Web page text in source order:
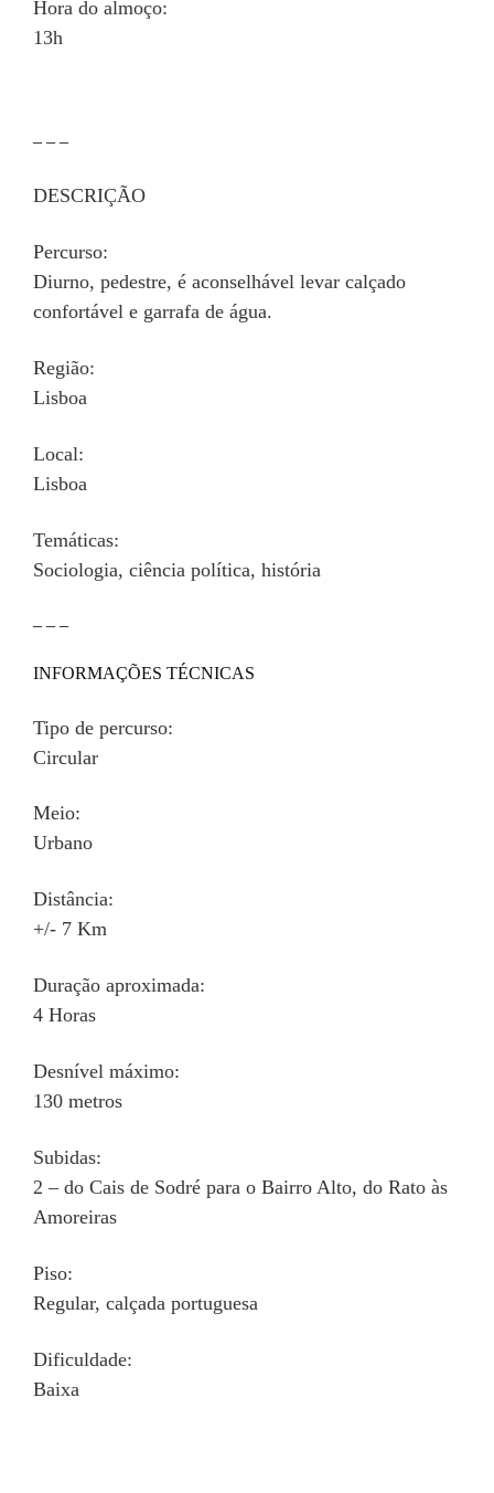
Hora do almoço:
13h
– – –
DESCRIÇÃO
Percurso:
Diurno, pedestre, é aconselhável levar calçado
confortável e garrafa de água.
Região:
Lisboa
Local:
Lisboa
Temáticas:
Sociologia, ciência política, história
– – –
INFORMAÇÕES TÉCNICAS
Tipo de percurso:
Circular
Meio:
Urbano
Distância:
+/- 7 Km
Duração aproximada:
4 Horas
Desnível máximo:
130 metros
Subidas:
2 – do Cais de Sodré para o Bairro Alto, do Rato às
Amoreiras
Piso:
Regular, calçada portuguesa
Dificuldade:
Baixa